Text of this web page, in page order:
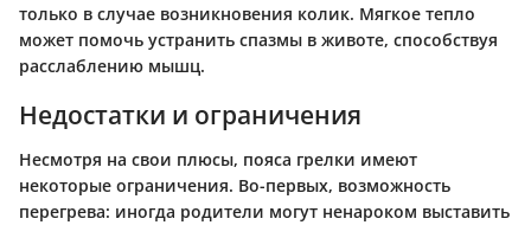
только в случае возникновения колик. Мягкое тепло
может помочь устранить спазмы в животе, способствуя
расслаблению мышц.
Недостатки и ограничения
Несмотря на свои плюсы, пояса грелки имеют
некоторые ограничения. Во-первых, возможность
перегрева: иногда родители могут ненароком выставить